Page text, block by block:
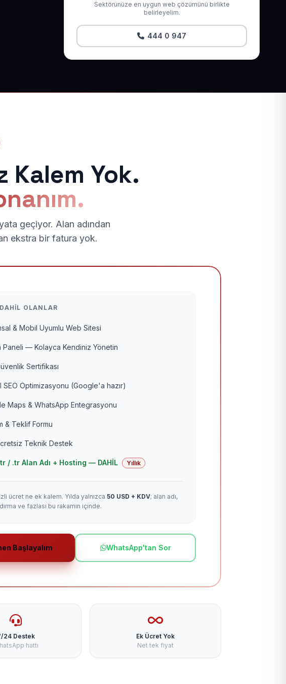
Sektörünüze en uygun web çözümünü birlikte
belirleyelim.
444 0 947
Kalem Yok.
geçiyor. Alan adından
ekstra bir fatura yok.
OLANLAR
& Mobil Uyumlu Web Sitesi
Paneli — Kolayca Kendiniz Yönetin
Sertifikası
SEO Optimizasyonu (Google'a hazır)
Maps & WhatsApp Entegrasyonu
& Teklif Formu
Teknik Destek
/ .tr Alan Adı + Hosting — DAHİL Yıllık
ücret ne ek kalem. Yılda yalnızca 50 USD + KDV; alan adı,
ve fazlası bu rakamın içinde.
Başlayalım WhatsApp'tan Sor
24 Destek
hattı
Ek Ücret Yok
Net tek fiyat